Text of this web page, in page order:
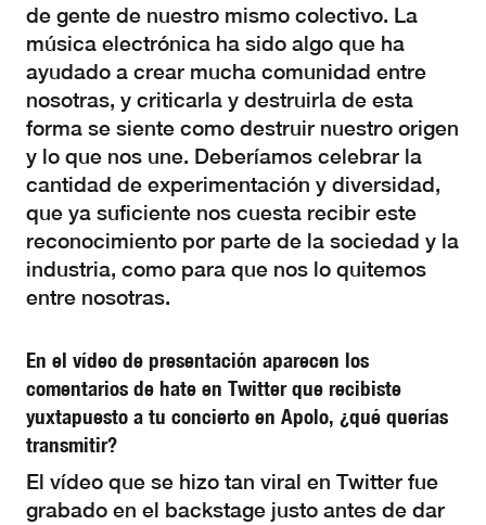
de gente de nuestro mismo colectivo. La
música electrónica ha sido algo que ha
ayudado a crear mucha comunidad entre
nosotras, y criticarla y destruirla de esta
forma se siente como destruir nuestro origen
y lo que nos une. Deberíamos celebrar la
cantidad de experimentación y diversidad,
que ya suficiente nos cuesta recibir este
reconocimiento por parte de la sociedad y la
industria, como para que nos lo quitemos
entre nosotras.
En el vídeo de presentación aparecen los
comentarios de hate en Twitter que recibiste
yuxtapuesto a tu concierto en Apolo, ¿qué querías
transmitir?
El vídeo que se hizo tan viral en Twitter fue
grabado en el backstage justo antes de dar